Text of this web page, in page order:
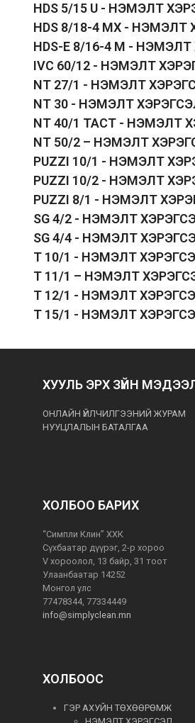
HDS 5/15 U - НЭМЭЛТ
HDS 8/18-4 MX - НЭМЭЛТ
HDS-E 8/16-4 M -
IVC 60/12 - НЭМЭЛТ
NT 27/1 - НЭМЭЛТ
NT 30 - НЭМЭЛТ
NT 40/1 TACT - НЭМЭЛТ
NT 50/2 – НЭМЭЛТ
PUZZI 10/1 - НЭМЭЛТ
PUZZI 10/2 - НЭМЭЛТ
PUZZI 8/1 - НЭМЭЛТ
SG 4/2 - НЭМЭЛТ
SG 4/4 - НЭМЭЛТ
T 10/1 - НЭМЭЛТ
T 11/1 – НЭМЭЛТ
T 12/1 - НЭМЭЛТ
T 15/1 - НЭМЭЛТ
ХУУЛЬ ЭРХ ЗҮЙН
ОНЛАЙН ҮЙЛЧИЛГЭЭНИЙ ЖУРАМ
НУУЦЛАЛЫН БАТАЛГАА
ХОЛБОО БАРИХ
“Симпли Клин” ХХК
Сүхбаатар дүүрэг, 2-р хороо
V хороолол, 13 байр, 31 тоот
Улаанбаатар 14252
Монгол улс
77478344, 77334449
info@simplyclean.mn
ХОЛБООС
ГЭР АХУЙН ТӨХӨӨРӨМЖ